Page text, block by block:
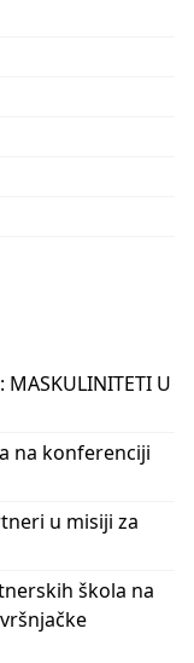
U
na konferenciji
u misiji za
škola na